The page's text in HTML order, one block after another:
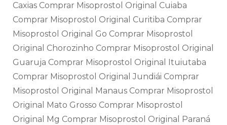
Caxias Comprar Misoprostol Original Cuiaba
Comprar Misoprostol Original Curitiba Comprar
Misoprostol Original Go Comprar Misoprostol
Original Chorozinho Comprar Misoprostol Original
Guaruja Comprar Misoprostol Original Ituiutaba
Comprar Misoprostol Original Jundiái Comprar
Misoprostol Original Manaus Comprar Misoprostol
Original Mato Grosso Comprar Misoprostol
Original Mg Comprar Misoprostol Original Paraná